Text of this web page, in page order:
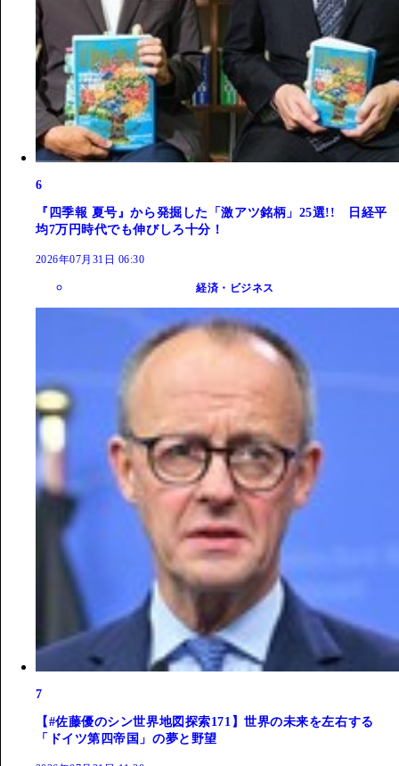
6
『四季報 夏号』から発掘した「激アツ銘柄」25選!! 日経平
均7万円時代でも伸びしろ十分！
2026年07月31日 06:30
経済・ビジネス
7
【#佐藤優のシン世界地図探索171】世界の未来を左右する
「ドイツ第四帝国」の夢と野望